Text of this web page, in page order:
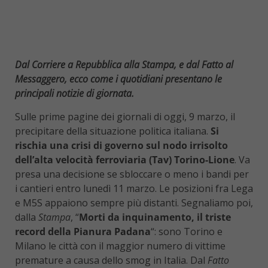
Dal Corriere a Repubblica alla Stampa, e dal Fatto al
Messaggero, ecco come i quotidiani presentano le
principali notizie di giornata.
Sulle prime pagine dei giornali di oggi, 9 marzo, il
precipitare della situazione politica italiana. Si
rischia una crisi di governo sul nodo irrisolto
dell’alta velocità ferroviaria (Tav) Torino-Lione. Va
presa una decisione se sbloccare o meno i bandi per
i cantieri entro lunedì 11 marzo. Le posizioni fra Lega
e M5S appaiono sempre più distanti. Segnaliamo poi,
dalla Stampa, “Morti da inquinamento, il triste
record della Pianura Padana“: sono Torino e
Milano le città con il maggior numero di vittime
premature a causa dello smog in Italia. Dal Fatto